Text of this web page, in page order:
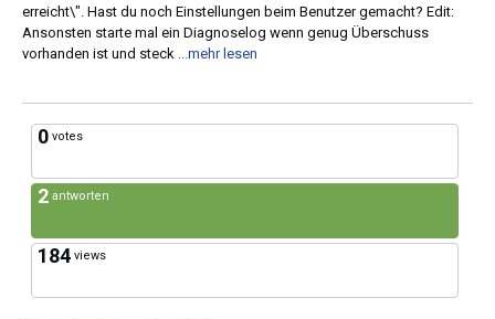
erreicht\". Hast du noch Einstellungen beim Benutzer gemacht? Edit:
Ansonsten starte mal ein Diagnoselog wenn genug Überschuss
vorhanden ist und steck
...mehr lesen
0 votes
2 antworten
184 views